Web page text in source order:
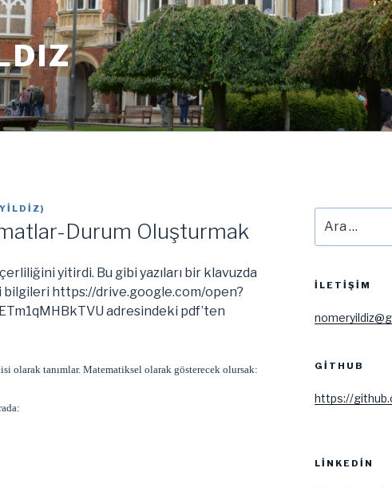
)
Durum Oluşturmak
yitirdi. Bu gibi yazıları bir klavuzda
bilgileri https://drive.google.com/open?
adresindeki pdf’ten
olarak tanımlar. Matematiksel olarak gösterecek olursak:
İLETIŞIM
GITHUB
https://
LINKEDIN